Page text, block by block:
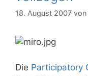
18. August 2007 von
Die Participatory